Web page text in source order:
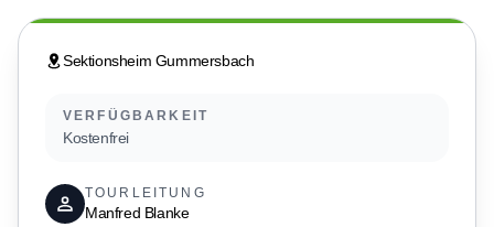
Sektionsheim Gummersbach
VERFÜGBARKEIT
Kostenfrei
TOURLEITUNG
Manfred Blanke